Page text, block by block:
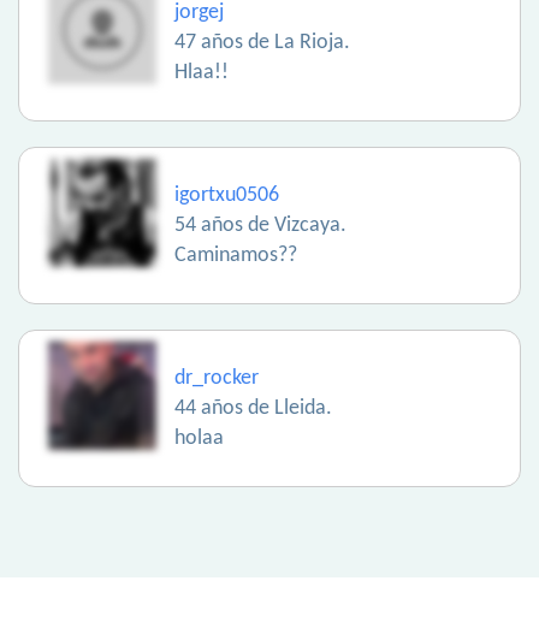
jorgej
47 años de La Rioja.
Hlaa!!
igortxu0506
54 años de Vizcaya.
Caminamos??
dr_rocker
44 años de Lleida.
holaa